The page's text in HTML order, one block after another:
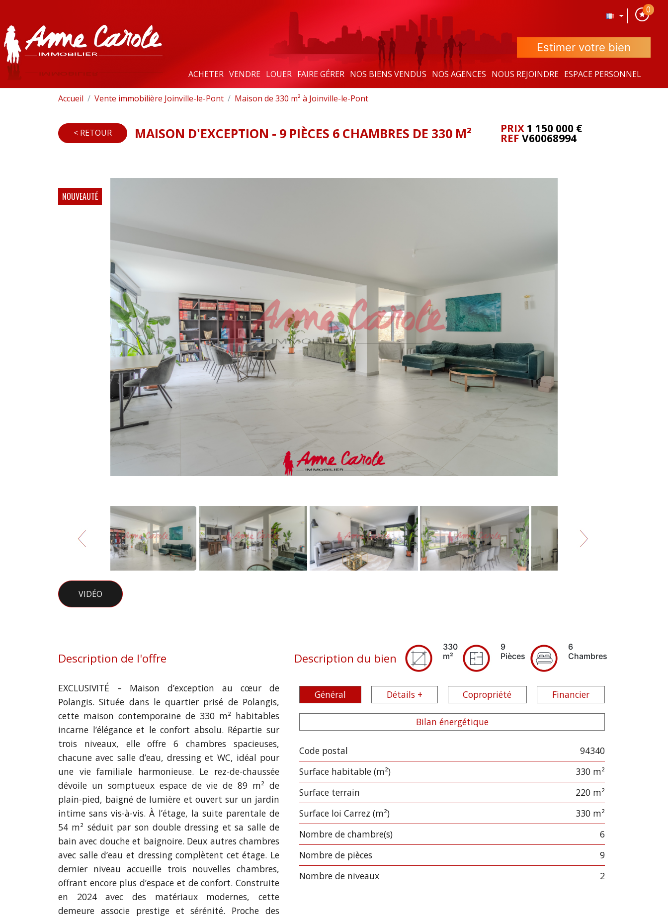
ACHETER VENDRE LOUER FAIRE GÉRER NOS BIENS VENDUS NOS AGENCES NOUS REJOINDRE ESPACE PERSONNEL
0
Estimer votre bien
Accueil Vente immobilière Joinville-le-Pont Maison de 330 m² à Joinville-le-Pont
< RETOUR MAISON D'EXCEPTION - 9 PIÈCES 6 CHAMBRES DE 330 M² PRIX 1 150 000 €
REF V60068994
NOUVEAUTÉ
VIDÉO
Description de l'offre
EXCLUSIVITÉ – Maison d’exception au cœur de
Polangis. Située dans le quartier prisé de Polangis,
cette maison contemporaine de 330 m² habitables
incarne l’élégance et le confort absolu. Répartie sur
trois niveaux, elle offre 6 chambres spacieuses,
chacune avec salle d’eau, dressing et WC, idéal pour
une vie familiale harmonieuse. Le rez-de-chaussée
dévoile un somptueux espace de vie de 89 m² de
plain-pied, baigné de lumière et ouvert sur un jardin
intime sans vis-à-vis. À l’étage, la suite parentale de
54 m² séduit par son double dressing et sa salle de
bain avec douche et baignoire. Deux autres chambres
avec salle d’eau et dressing complètent cet étage. Le
dernier niveau accueille trois nouvelles chambres,
offrant encore plus d’espace et de confort. Construite
en 2024 avec des matériaux modernes, cette
demeure associe prestige et sérénité. Proche des
Description du bien
330
m²
9
Pièces
6
Chambres
Général Détails + Copropriété Financier
Bilan énergétique
Label Value
Code postal
94340
Surface habitable (m²)
330 m²
surface terrain
220 m²
Surface loi Carrez (m²)
330 m²
Nombre de chambre(s)
6
Nombre de pièces
9
Nombre de niveaux
2